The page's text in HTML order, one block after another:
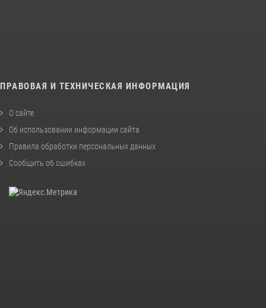
ПРАВОВАЯ И ТЕХНИЧЕСКАЯ ИНФОРМАЦИЯ
О сайте
Об использовании информации сайта
Правила обработки персональных данных
Сообщить об ошибках